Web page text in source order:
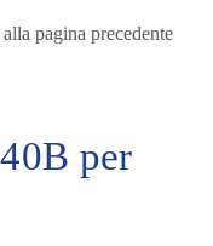
pagina precedente
per